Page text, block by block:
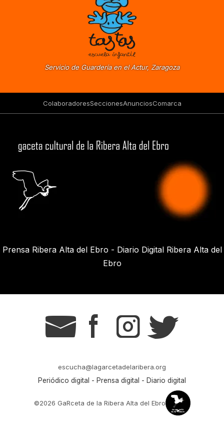
Servicio de Guardería en el Actur, Zaragoza
ColaboradoresSeccionesAnunciosComarca
Prensa Ribera Alta del Ebro - Diario Digital Ribera Alta del
Ebro
g s t r
escucha@lagarcetadelaribera.org
Periódico digital - Prensa digital - Diario digital
©2026 GaRceta de la Ribera Alta del Ebro